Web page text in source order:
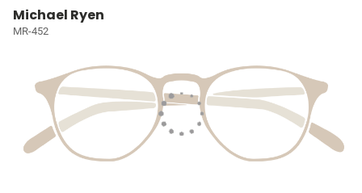
Michael Ryen
MR-452